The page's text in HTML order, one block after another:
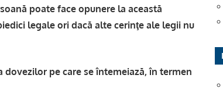
poate face opunere la această
legale ori dacă alte cerinţe ale legii nu
dovezilor pe care se întemeiază, în termen